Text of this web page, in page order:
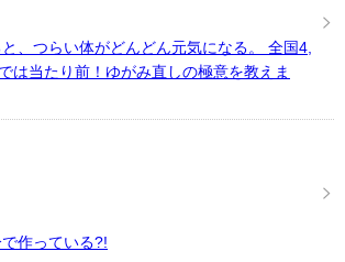
、つらい体がどんどん元気になる。 全国4,
は当たり前！ゆがみ直しの極意を教えま
で作っている?!